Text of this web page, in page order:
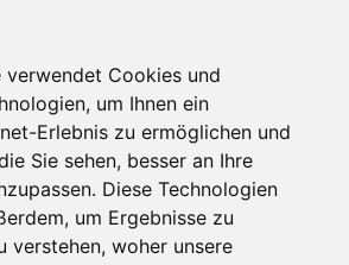
verwendet Cookies und
um Ihnen ein
Erlebnis zu ermöglichen und
Sie sehen, besser an Ihre
Diese Technologien
um Ergebnisse zu
verstehen, woher unsere
Celebrity Post.
Cookies Policy( Einstellungen ändern